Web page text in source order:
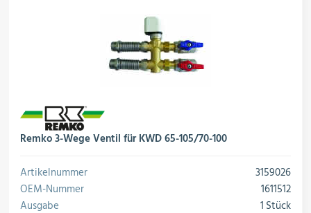
Remko 3-Wege Ventil für KWD 65-105/70-100
Artikelnummer
3159026
OEM-Nummer
1611512
Ausgabe
1 Stück